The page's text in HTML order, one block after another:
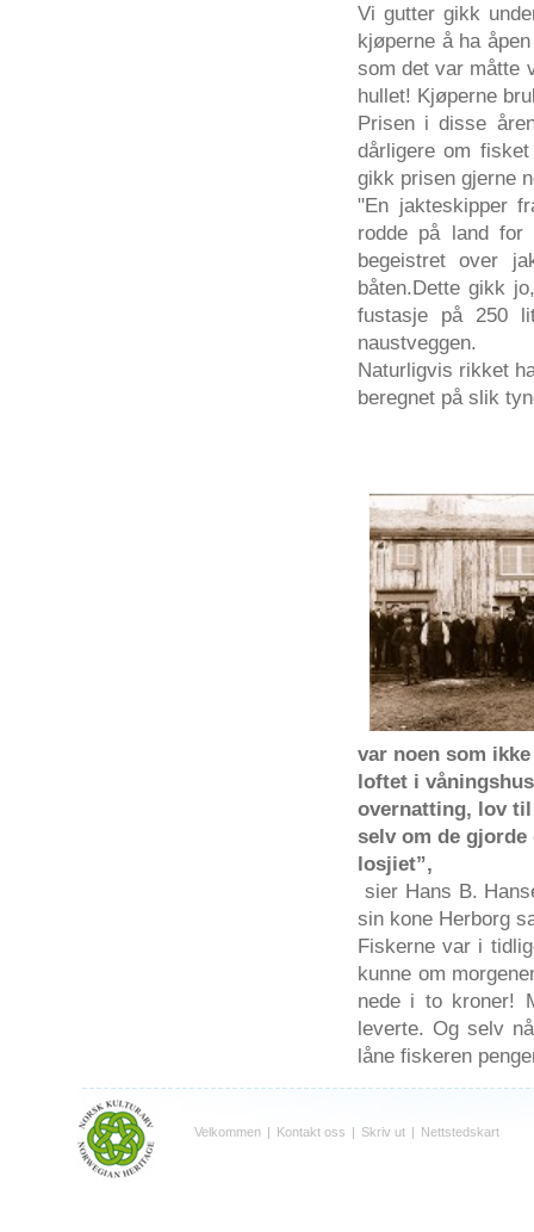
Vi guttergikk
kjøperne åhaåpen
som det var måtte
hullet! Kjøperne
Prisen idisse
dårligere om fisket
gikk prisen gjerne
"En jakteskipper
rodde påland for
begeistret over
båten.Dettegikk jo
fustasje på250
naustveggen.
Naturligvis rikket
beregnet på slik
var noen som ikke
loftet i
overnatting, lov til
selv om de gjorde
losjiet”,
sierHans B.
sin kone Herborg
Fiskerne var i
kunne om
nede i to kroner!
leverte. Og selv
låne fiskeren
Velkommen | Kontakt oss | Skriv ut | Nettstedskart